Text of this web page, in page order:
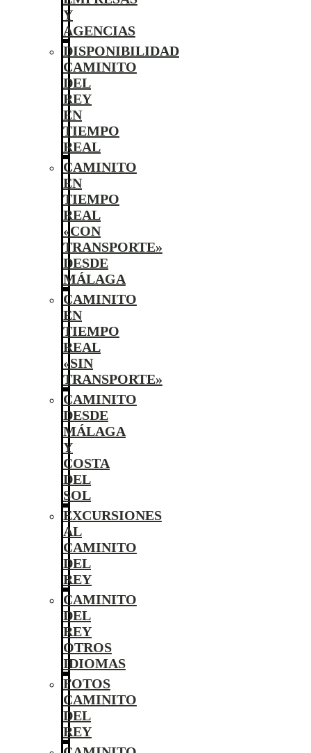
Y
AGENCIAS
DISPONIBILIDAD
CAMINITO
DEL
REY
EN
TIEMPO
REAL
CAMINITO
EN
TIEMPO
REAL
«CON
TRANSPORTE»
DESDE
MÁLAGA
CAMINITO
EN
TIEMPO
REAL
«SIN
TRANSPORTE»
CAMINITO
DESDE
MÁLAGA
Y
COSTA
DEL
SOL
EXCURSIONES
AL
CAMINITO
DEL
REY
CAMINITO
DEL
REY
OTROS
IDIOMAS
FOTOS
CAMINITO
DEL
REY